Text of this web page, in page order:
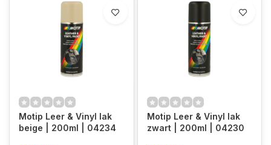
Motip Leer & Vinyl lak
beige | 200ml | 04234
Motip Leer & Vinyl lak
zwart | 200ml | 04230